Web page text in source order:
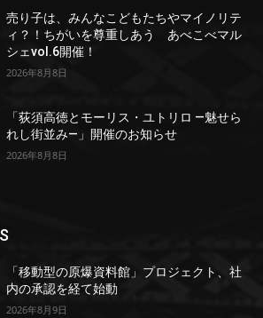
売り子は、みんなこどもたちやマイノリテ
ィ？！ちがいを尊重しあう あべこべマル
シェvol.6開催！
2026年8月8日
「荻須高徳とモーリス・ユトリロ ―魅せら
れし街並み―」開催のお知らせ
2026年8月8日
「移動型の原爆資料館」プロジェクト、社
内の承認を経て始動
2026年8月9日